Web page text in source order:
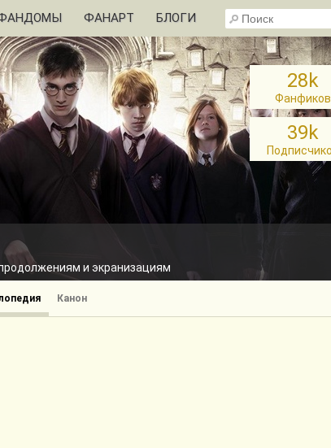
ФАНАРТ БЛОГИ
и экранизациям
28k
Фанфиков
39k
Канон